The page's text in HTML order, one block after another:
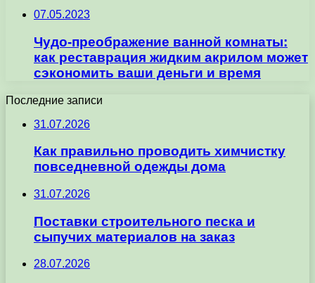
07.05.2023
Чудо-преображение ванной комнаты:
как реставрация жидким акрилом может
сэкономить ваши деньги и время
Последние записи
31.07.2026
Как правильно проводить химчистку
повседневной одежды дома
31.07.2026
Поставки строительного песка и
сыпучих материалов на заказ
28.07.2026